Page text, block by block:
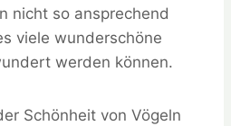
nicht so ansprechend
viele wunderschöne
werden können.
Schönheit von Vögeln